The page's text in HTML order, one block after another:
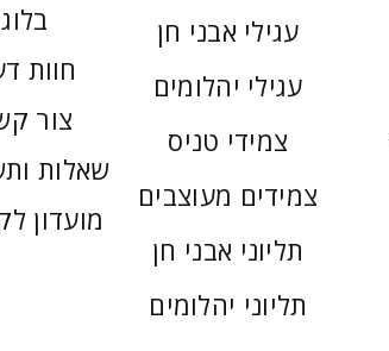
עגילי אבני חן
עגילי יהלומים
צמידי טניס
צמידים מעוצבים
תליוני אבני חן
תליוני יהלומים
בלוג
חוות
צור
שאלות
מועדון